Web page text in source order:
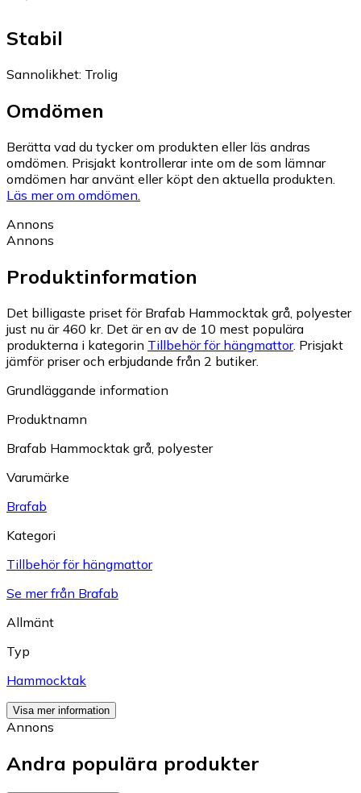
Stabil
Sannolikhet: Trolig
Omdömen
Berätta vad du tycker om produkten eller läs andras
omdömen. Prisjakt kontrollerar inte om de som lämnar
omdömen har använt eller köpt den aktuella produkten.
Läs mer om omdömen.
Annons
Annons
Produktinformation
Det billigaste priset för Brafab Hammocktak grå, polyester
just nu är 460 kr. Det är en av de 10 mest populära
produkterna i kategorin Tillbehör för hängmattor. Prisjakt
jämför priser och erbjudande från 2 butiker.
Grundläggande information
Produktnamn
Brafab Hammocktak grå, polyester
Varumärke
Brafab
Kategori
Tillbehör för hängmattor
Se mer från Brafab
Allmänt
Typ
Hammocktak
Visa mer information
Annons
Andra populära produkter